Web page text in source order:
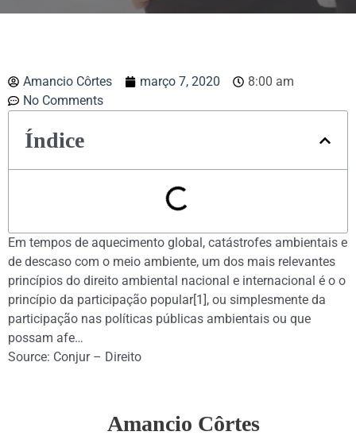
Amancio Côrtes março 7, 2020
8:00 am
No Comments
Índice
Em tempos de aquecimento global, catástrofes ambientais e
de descaso com o meio ambiente, um dos mais relevantes
princípios do direito ambiental nacional e internacional é o o
princípio da participação popular[1], ou simplesmente da
participação nas políticas públicas ambientais ou que
possam afe…
Source: Conjur – Direito
Amancio Côrtes